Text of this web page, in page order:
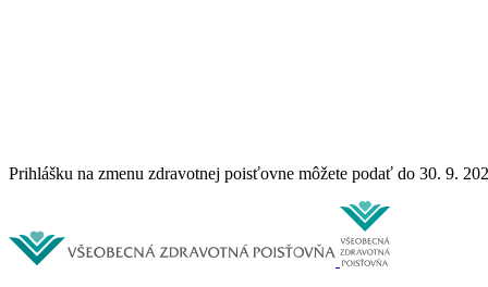
Prihlášku na zmenu zdravotnej poisťovne môžete podať do 30. 9.